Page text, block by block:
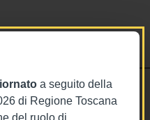
a seguito della
di Regione Toscana
del ruolo di